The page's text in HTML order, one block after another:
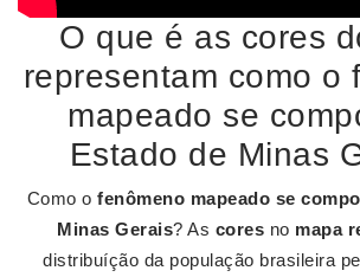
O que é as cores
representam como o
mapeado se
Estado de Minas
Como o fenômeno mapeado se
Minas Gerais? As cores no mapa
distribuíção da população brasileira